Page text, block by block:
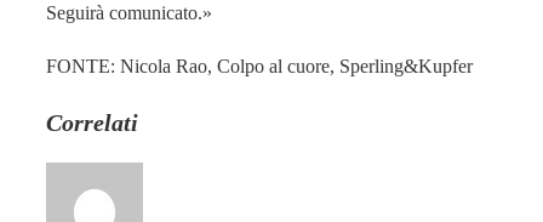
Seguirà comunicato.»
FONTE: Nicola Rao, Colpo al cuore, Sperling&Kupfer
Correlati